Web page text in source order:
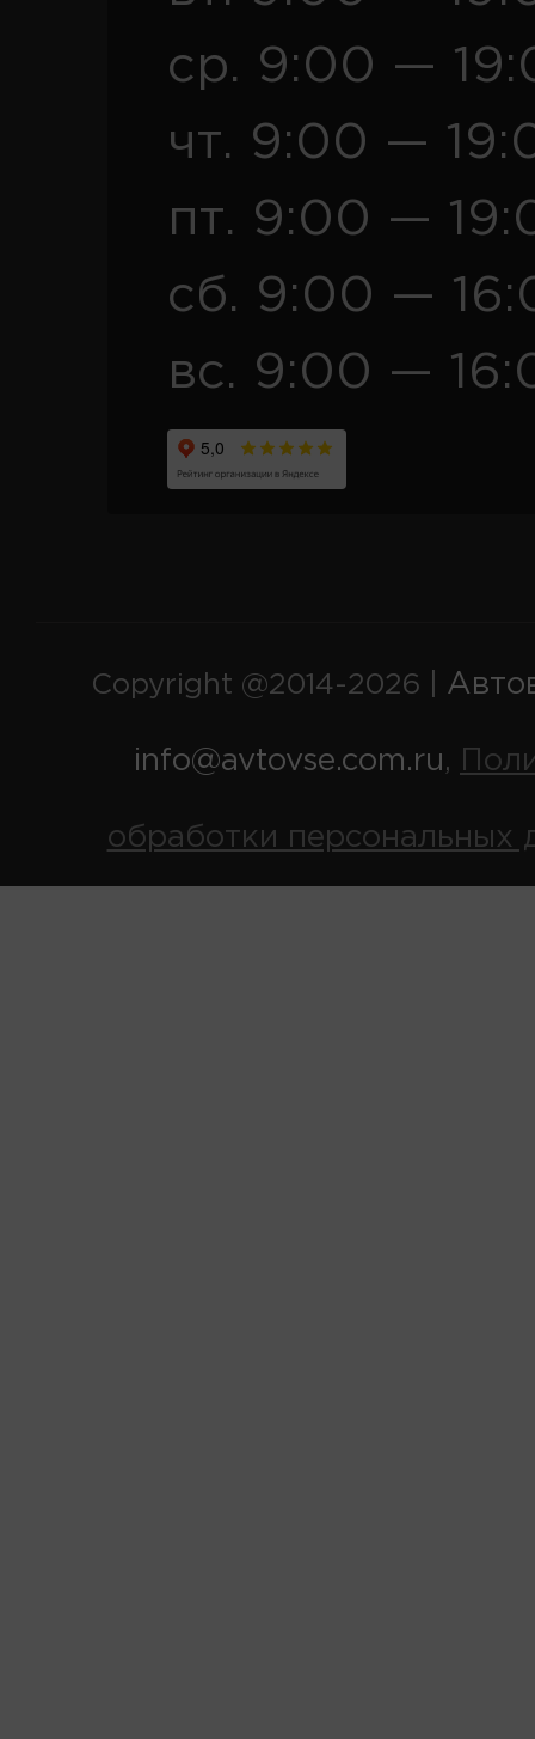
ср. 9:00 —
чт. 9:00 —
пт. 9:00 —
сб. 9:00 —
вс. 9:00 —
Copyright @2014-2026 |
info@avtovse.com.ru,
обработки персональных